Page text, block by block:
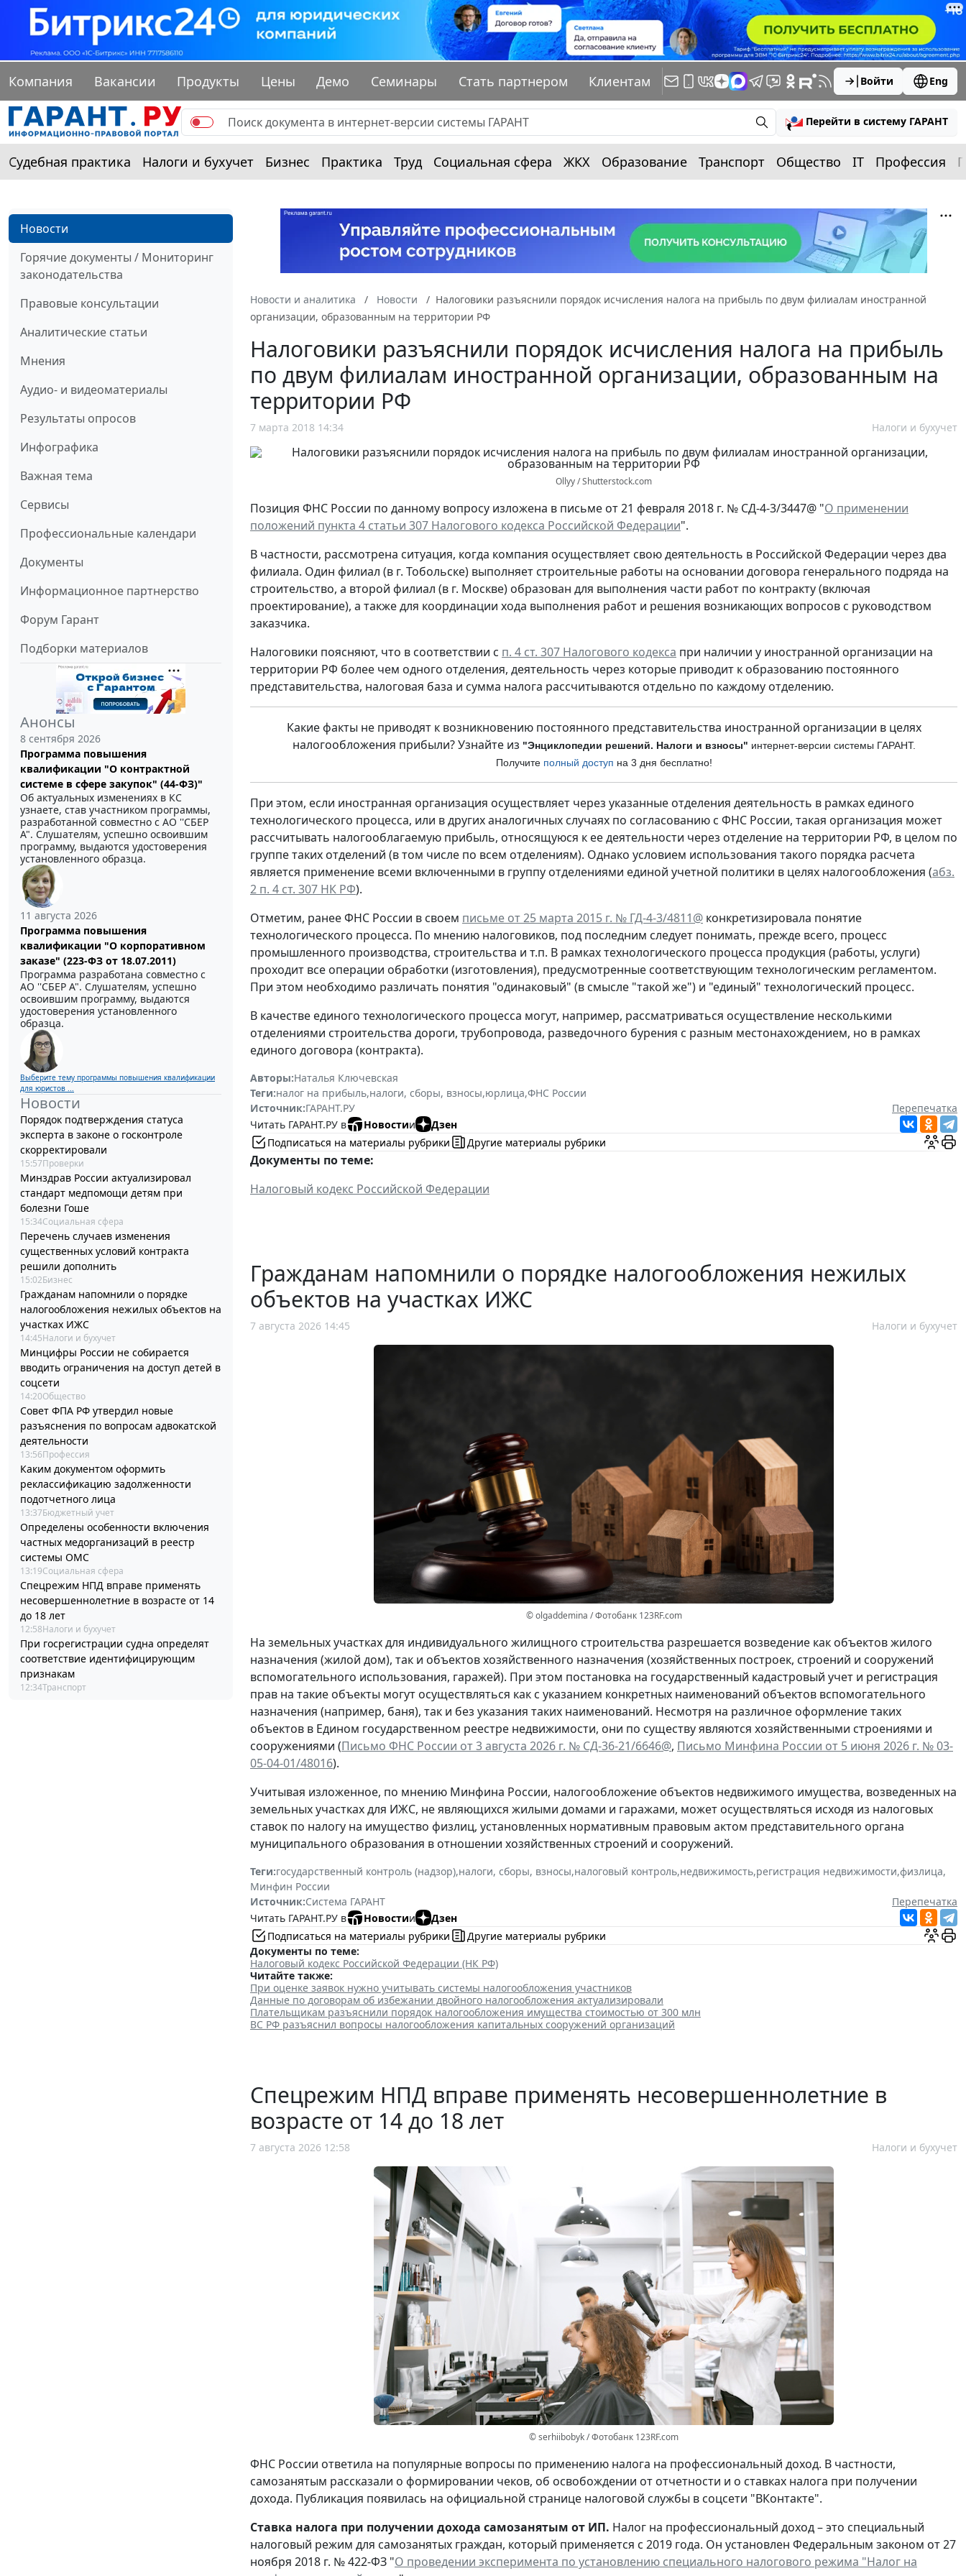
Компания Вакансии Продукты Цены Демо Семинары Стать партнером Клиентам Войти Eng
Перейти в систему ГАРАНТ
Судебная практика Налоги и бухучет Бизнес Практика Труд Социальная сфера ЖКХ Образование Транспорт Общество IT Профессия
Новости
Горячие документы / Мониторинг
законодательства
Правовые консультации
Аналитические статьи
Мнения
Аудио- и видеоматериалы
Результаты опросов
Инфографика
Важная тема
Сервисы
Профессиональные календари
Документы
Информационное партнерство
Форум Гарант
Подборки материалов
Анонсы
8 сентября 2026
Программа повышения
квалификации "О контрактной
системе в сфере закупок" (44-ФЗ)"
Об актуальных изменениях в КС
узнаете, став участником программы,
разработанной совместно с АО ''СБЕР
А". Слушателям, успешно освоившим
программу, выдаются удостоверения
установленного образца.
11 августа 2026
Программа повышения
квалификации "О корпоративном
заказе" (223-ФЗ от 18.07.2011)
Программа разработана совместно с
АО ''СБЕР А". Слушателям, успешно
освоившим программу, выдаются
удостоверения установленного
образца.
Выберите тему программы повышения квалификации
для юристов ...
Новости
Порядок подтверждения статуса
эксперта в законе о госконтроле
скорректировали
15:57Проверки
Минздрав России актуализировал
стандарт медпомощи детям при
болезни Гоше
15:34Социальная сфера
Перечень случаев изменения
существенных условий контракта
решили дополнить
15:02Бизнес
Гражданам напомнили о порядке
налогообложения нежилых объектов на
участках ИЖС
14:45Налоги и бухучет
Минцифры России не собирается
вводить ограничения на доступ детей в
соцсети
14:20Общество
Совет ФПА РФ утвердил новые
разъяснения по вопросам адвокатской
деятельности
13:56Профессия
Каким документом оформить
реклассификацию задолженности
подотчетного лица
13:37Бюджетный учет
Определены особенности включения
частных медорганизаций в реестр
системы ОМС
13:19Социальная сфера
Спецрежим НПД вправе применять
несовершеннолетние в возрасте от 14
до 18 лет
12:58Налоги и бухучет
При госрегистрации судна определят
соответствие идентифицирующим
признакам
12:34Транспорт
Новости и аналитика Новости
Налоговики разъяснили порядок исчисления налога на прибыль по двум филиалам иностранной
организации, образованным на территории РФ
Налоговики разъяснили порядок исчисления налога на прибыль
по двум филиалам иностранной организации, образованным на
территории РФ
7 марта 2018 14:34 Налоги и бухучет
Ollyy / Shutterstock.com
Позиция ФНС России по данному вопросу изложена в письме от 21 февраля 2018 г. № СД-4-3/3447@ "О применении
положений пункта 4 статьи 307 Налогового кодекса Российской Федерации".
В частности, рассмотрена ситуация, когда компания осуществляет свою деятельность в Российской Федерации через два
филиала. Один филиал (в г. Тобольске) выполняет строительные работы на основании договора генерального подряда на
строительство, а второй филиал (в г. Москве) образован для выполнения части работ по контракту (включая
проектирование), а также для координации хода выполнения работ и решения возникающих вопросов с руководством
заказчика.
Налоговики поясняют, что в соответствии с п. 4 ст. 307 Налогового кодекса при наличии у иностранной организации на
территории РФ более чем одного отделения, деятельность через которые приводит к образованию постоянного
представительства, налоговая база и сумма налога рассчитываются отдельно по каждому отделению.
Какие факты не приводят к возникновению постоянного представительства иностранной организации в целях
налогообложения прибыли? Узнайте из "Энциклопедии решений. Налоги и взносы" интернет-версии системы ГАРАНТ.
Получите полный доступ на 3 дня бесплатно!
При этом, если иностранная организация осуществляет через указанные отделения деятельность в рамках единого
технологического процесса, или в других аналогичных случаях по согласованию с ФНС России, такая организация может
рассчитывать налогооблагаемую прибыль, относящуюся к ее деятельности через отделение на территории РФ, в целом по
группе таких отделений (в том числе по всем отделениям). Однако условием использования такого порядка расчета
является применение всеми включенными в группу отделениями единой учетной политики в целях налогообложения (абз.
2 п. 4 ст. 307 НК РФ).
Отметим, ранее ФНС России в своем письме от 25 марта 2015 г. № ГД-4-3/4811@ конкретизировала понятие
технологического процесса. По мнению налоговиков, под последним следует понимать, прежде всего, процесс
промышленного производства, строительства и т.п. В рамках технологического процесса продукция (работы, услуги)
проходит все операции обработки (изготовления), предусмотренные соответствующим технологическим регламентом.
При этом необходимо различать понятия "одинаковый" (в смысле "такой же") и "единый" технологический процесс.
В качестве единого технологического процесса могут, например, рассматриваться осуществление несколькими
отделениями строительства дороги, трубопровода, разведочного бурения с разным местонахождением, но в рамках
единого договора (контракта).
Авторы:Наталья Ключевская
Теги:налог на прибыль,налоги, сборы, взносы,юрлица,ФНС России
Источник:ГАРАНТ.РУ
Перепечатка
Читать ГАРАНТ.РУ в
Новостии
Дзен
Подписаться на материалы рубрики
Другие материалы рубрики
Документы по теме:
Налоговый кодекс Российской Федерации
Гражданам напомнили о порядке налогообложения нежилых
объектов на участках ИЖС
7 августа 2026 14:45 Налоги и бухучет
© olgaddemina / Фотобанк 123RF.com
На земельных участках для индивидуального жилищного строительства разрешается возведение как объектов жилого
назначения (жилой дом), так и объектов хозяйственного назначения (хозяйственных построек, строений и сооружений
вспомогательного использования, гаражей). При этом постановка на государственный кадастровый учет и регистрация
прав на такие объекты могут осуществляться как с указанием конкретных наименований объектов вспомогательного
назначения (например, баня), так и без указания таких наименований. Несмотря на различное оформление таких
объектов в Едином государственном реестре недвижимости, они по существу являются хозяйственными строениями и
сооружениями (Письмо ФНС России от 3 августа 2026 г. № СД-36-21/6646@, Письмо Минфина России от 5 июня 2026 г. № 03-
05-04-01/48016).
Учитывая изложенное, по мнению Минфина России, налогообложение объектов недвижимого имущества, возведенных на
земельных участках для ИЖС, не являющихся жилыми домами и гаражами, может осуществляться исходя из налоговых
ставок по налогу на имущество физлиц, установленных нормативным правовым актом представительного органа
муниципального образования в отношении хозяйственных строений и сооружений.
Теги:государственный контроль (надзор),налоги, сборы, взносы,налоговый контроль,недвижимость,регистрация недвижимости,физлица,
Минфин России
Источник:Система ГАРАНТ
Перепечатка
Читать ГАРАНТ.РУ в
Новостии
Дзен
Подписаться на материалы рубрики
Другие материалы рубрики
Документы по теме:
Налоговый кодекс Российской Федерации (НК РФ)
Читайте также:
При оценке заявок нужно учитывать системы налогообложения участников
Данные по договорам об избежании двойного налогообложения актуализировали
Плательщикам разъяснили порядок налогообложения имущества стоимостью от 300 млн
ВС РФ разъяснил вопросы налогообложения капитальных сооружений организаций
Спецрежим НПД вправе применять несовершеннолетние в
возрасте от 14 до 18 лет
7 августа 2026 12:58 Налоги и бухучет
© serhiibobyk / Фотобанк 123RF.com
ФНС России ответила на популярные вопросы по применению налога на профессиональный доход. В частности,
самозанятым рассказали о формировании чеков, об освобождении от отчетности и о ставках налога при получении
дохода. Публикация появилась на официальной странице налоговой службы в соцсети "ВКонтакте".
Ставка налога при получении дохода самозанятым от ИП. Налог на профессиональный доход – это специальный
налоговый режим для самозанятых граждан, который применяется с 2019 года. Он установлен Федеральным законом от 27
ноября 2018 г. № 422-ФЗ "О проведении эксперимента по установлению специального налогового режима "Налог на